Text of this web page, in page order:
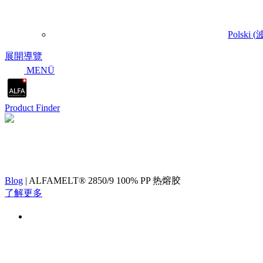
Polski (
展開導覽
MENÜ
Product Finder
Blog | ALFAMELT® 2850/9 100% PP 热熔胶
了解更多